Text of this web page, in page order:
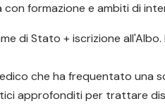
formazione e ambiti di
di Stato + iscrizione
che ha frequentato una
approfonditi per trattare